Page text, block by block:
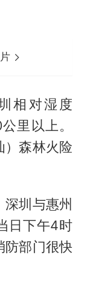
相对湿度
里以上。
）森林火险
圳与惠州
日下午4时
防部门很快